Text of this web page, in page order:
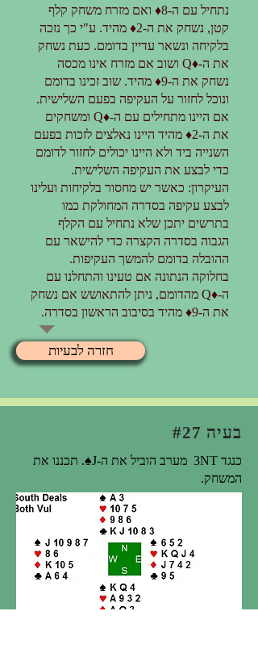
נתחיל עם ה-8♦ ואם מזרח משחק קלף
קטן, נשחק את ה-2♦ מהיד. ע"י כך נזכה
בלקיחה ונשאר עדיין בדומם. כעת נשחק
את ה-♦Q ושוב אם מזרח אינו מכסה
נשחק את ה-9♦ מהיד. שוב זכינו בדומם
ונוכל לחזור על העקיפה בפעם השלישית.
אם היינו מתחילים עם ה-♦Q ומשחקים
את ה-2♦ מהיד היינו נאלצים לזכות בפעם
השנייה ביד ולא היינו יכולים לחזור לדומם
כדי לבצע את העקיפה השלישית.
העיקרון: כאשר יש מחסור בלקיחות ועלינו
לבצע עקיפה בסדרה המחולקת כמו
בתרשים יתכן שלא נתחיל עם הקלף
הגבוה בסדרה הקצרה כדי להישאר עם
ההובלה בדומם להמשך העקיפות.
בחלוקה הנתונה אם טעינו והתחלנו עם
ה-♦Q מהדומם, ניתן להתאושש אם נשחק
את ה-9♦ מהיד בסיבוב הראשון בסדרה.
חזרה לבעיות
בעיה #27
כנגד 3NT מערב הוביל את ה-J♠. תכננו את
המשחק.